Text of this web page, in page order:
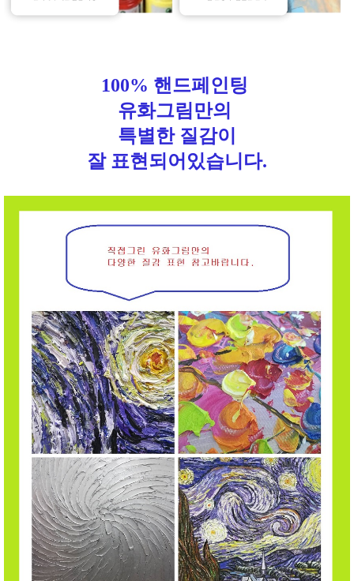
100% 핸드페인팅
유화그림만의
특별한 질감이
잘 표현되어있습니다.